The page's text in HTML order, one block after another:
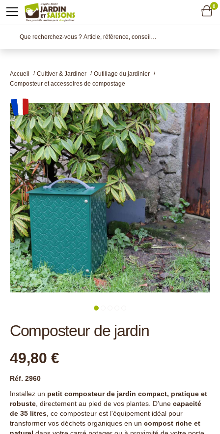
Accueil Cultiver & Jardiner
Outillage du jardinier
Composteur et accessoires de compostage
Composteur de jardin
49,80 €
Réf. 2960
Installez un petit composteur de jardin compact, pratique et
robuste , directement au pied de vos plantes. D'une capacité
de 35 litres , ce composteur est l'équipement idéal pour
transformer vos déchets organiques en un compost riche et
0